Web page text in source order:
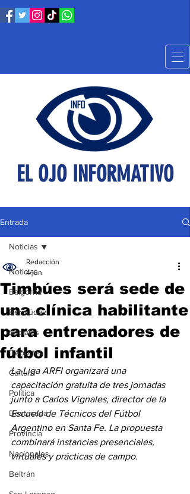
EL OJO INFORMATIVO
Entrada
Noticias
Baigorria
Bermúdez
Sociales
Deportes
Cultura
Política
Destacada
Provincia
Nacionales
Beltrán
Noticias
Timbúes será sede de
una clínica habilitante
para entrenadores de
fútbol infantil
Redacción
4 jun
La Liga ARFI organizará una
capacitación gratuita de tres jornadas
junto a Carlos Vignales, director de la
Escuela de Técnicos del Fútbol
Argentino en Santa Fe. La propuesta
combinará instancias presenciales,
virtuales y prácticas de campo.